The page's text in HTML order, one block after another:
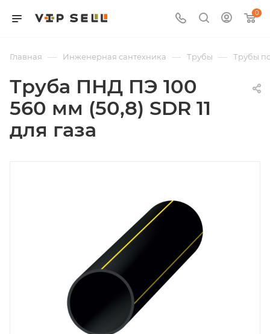
0
Главная — Инженерная сантехника — Трубы — Трубы
Труба ПНД ПЭ 100
560 мм (50,8) SDR 11
для газа